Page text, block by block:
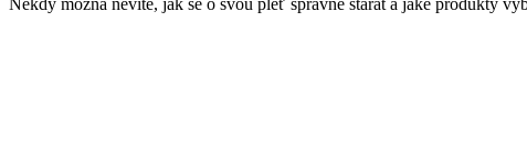
Někdy možná nevíte, jak se o svou pleť správně starat a jaké produkty